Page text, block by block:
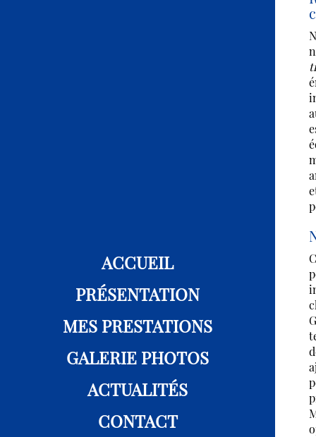
ACCUEIL
PRÉSENTATION
MES PRESTATIONS
GALERIE PHOTOS
ACTUALITÉS
CONTACT